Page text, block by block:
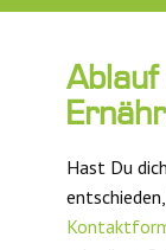
Hast Du